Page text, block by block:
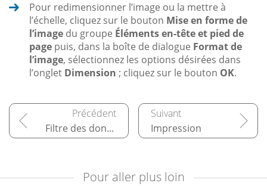
Pour redimensionner l’image ou la mettre à
l’échelle, cliquez sur le bouton Mise en forme de
l’image du groupe Éléments en-tête et pied de
page puis, dans la boîte de dialogue Format de
l’image, sélectionnez les options désirées dans
l’onglet Dimension ; cliquez sur le bouton OK.
Filtre des données Impression
Pour aller plus loin